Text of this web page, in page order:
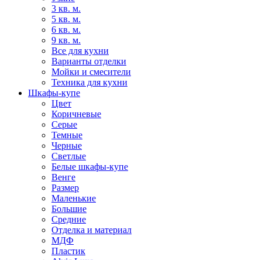
3 кв. м.
5 кв. м.
6 кв. м.
9 кв. м.
Все для кухни
Варианты отделки
Мойки и смесители
Техника для кухни
Шкафы-купе
Цвет
Коричневые
Серые
Темные
Черные
Светлые
Белые шкафы-купе
Венге
Размер
Маленькие
Большие
Средние
Отделка и материал
МДФ
Пластик